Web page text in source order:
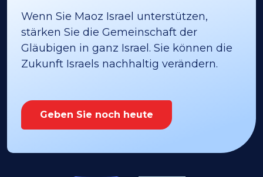
Wenn Sie Maoz Israel unterstützen,
stärken Sie die Gemeinschaft der
Gläubigen in ganz Israel. Sie können die
Zukunft Israels nachhaltig verändern.
Geben Sie noch heute